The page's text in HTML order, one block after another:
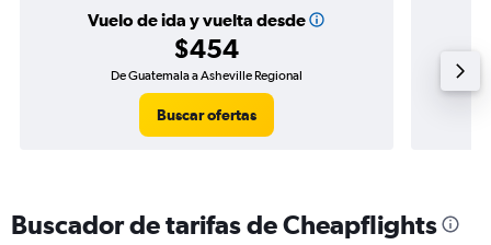
Vuelo de ida y vuelta desde
$454
De Guatemala a Asheville Regional
Buscar ofertas
Buscador de tarifas de Cheapflights